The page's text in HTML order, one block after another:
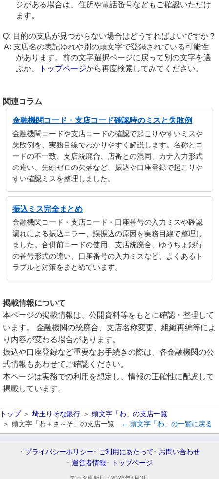
ジがある場合は、住所や電話番号などもご確認いただけ
ます。
目的の支店が見つからない場合はどうすればよいですか？
支店名の表記ゆれや別の頭文字で登録されている可能性
があります。前の文字選択ページに戻って別の文字を選
ぶか、
トップページから再度検索してみてください。
関連コラム
金融機関コード・支店コード確認時のミスと失敗例
金融機関コードや支店コードの確認で起こりやすいミスや
失敗例を、実務目線でわかりやすく解説します。名称とコ
ードの不一致、支店統廃合、店番との混同、カナ入力形式
の違い、先頭ゼロの欠落など、振込や口座登録で起こりや
すい確認ミスを整理しました。
振込ミス完全まとめ
金融機関コード・支店コード・口座番号の入力ミスや確認
漏れによる振込エラー、誤振込の原因を実務目線で整理し
ました。合併前コードの使用、支店統廃合、ゆうちょ銀行
の番号形式の違い、口座番号の入力ミスなど、よくあるト
ラブルと対策をまとめています。
掲載情報について
本ページの掲載情報は、公開資料等をもとに確認・整理して
います。 金融機関の統廃合、支店名称変更、組織再編等によ
り内容が変わる場合があります。
振込や口座登録など重要なお手続きの際は、各金融機関の公
式情報もあわせてご確認ください。
本ページは実務での利用を想定し、情報の正確性に配慮して
掲載しています。
トップ 埼玉りそな銀行
頭文字「わ」の支店一覧
頭文字「わ＋さ～そ」の支店一覧
← 頭文字「わ」の一覧に戻る
プライバシーポリシー ご利用にあたって
お問い合わせ
運営者情報
トップページ